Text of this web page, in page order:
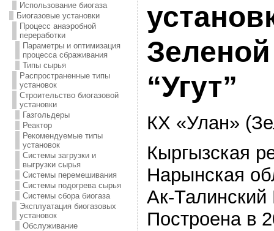
Использование биогаза
Биогазовые установки
Процесс анаэробной
переработки
Параметры и оптимизация
процесса сбраживания
Типы сырья
Распространенные типы
установок
Строительство биогазовой
установки
Газгольдеры
Реактор
Рекомендуемые типы
установок
Системы загрузки и
выгрузки сырья
Системы перемешивания
Системы подогрева сырья
Системы сбора биогаза
Эксплуатация биогазовых
установок
Обслуживание
“Угут”
КХ «Улан»
Кыргызская
Нарынская
Ак-Талинский
Построена в